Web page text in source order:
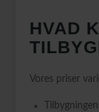
HVAD
Vores priser